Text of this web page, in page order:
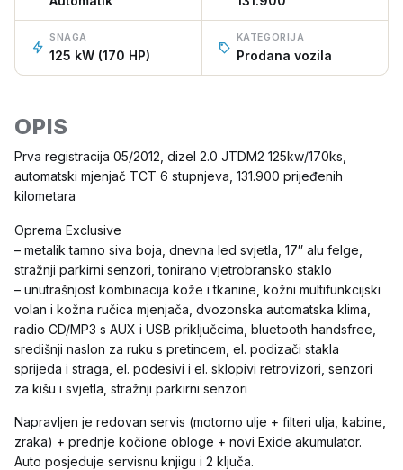
SNAGA
125 kW (170 HP)
KATEGORIJA
Prodana vozila
OPIS
Prva registracija 05/2012, dizel 2.0 JTDM2 125kw/170ks,
automatski mjenjač TCT 6 stupnjeva, 131.900 prijeđenih
kilometara
Oprema Exclusive
– metalik tamno siva boja, dnevna led svjetla, 17″ alu felge,
stražnji parkirni senzori, tonirano vjetrobransko staklo
– unutrašnjost kombinacija kože i tkanine, kožni multifunkcijski
volan i kožna ručica mjenjača, dvozonska automatska klima,
radio CD/MP3 s AUX i USB priključcima, bluetooth handsfree,
središnji naslon za ruku s pretincem, el. podizači stakla
sprijeda i straga, el. podesivi i el. sklopivi retrovizori, senzori
za kišu i svjetla, stražnji parkirni senzori
Napravljen je redovan servis (motorno ulje + filteri ulja, kabine,
zraka) + prednje kočione obloge + novi Exide akumulator.
Auto posjeduje servisnu knjigu i 2 ključa.